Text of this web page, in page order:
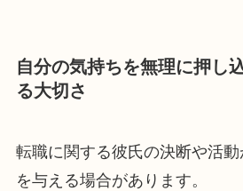
自分の気持ちを無理に押し
る大切さ
転職に関する彼氏の決断や活
を与える場合があります。